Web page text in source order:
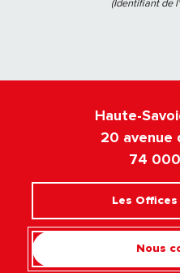
(Identifiant de
Haute-
20 avenue
74
Les
Nous